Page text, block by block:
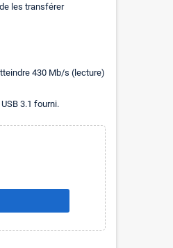
les transférer
430 Mb/s (lecture)
3.1 fourni.